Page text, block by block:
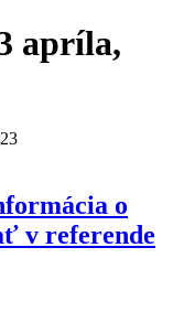
apríla,
23
o
v referende